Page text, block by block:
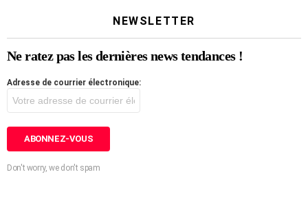
NEWSLETTER
Ne ratez pas les dernières news tendances !
Adresse de courrier électronique:
Don't worry, we don't spam